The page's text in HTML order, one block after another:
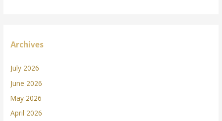
Archives
July 2026
June 2026
May 2026
April 2026